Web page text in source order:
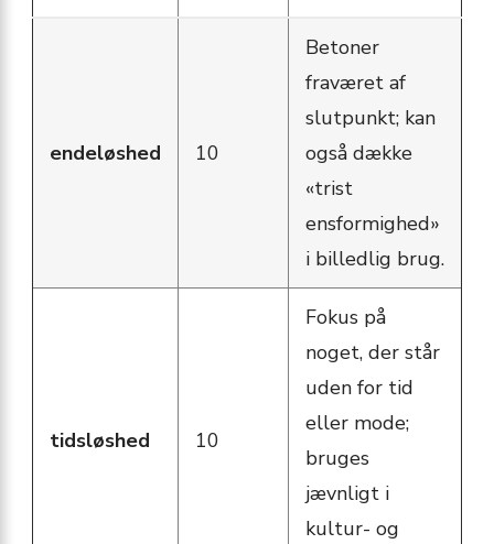
endeløshed 10
Betoner
fraværet af
slutpunkt; kan
også dække
«trist
ensformighed»
i billedlig brug.
tidsløshed 10
Fokus på
noget, der står
uden for tid
eller mode;
bruges
jævnligt i
kultur- og